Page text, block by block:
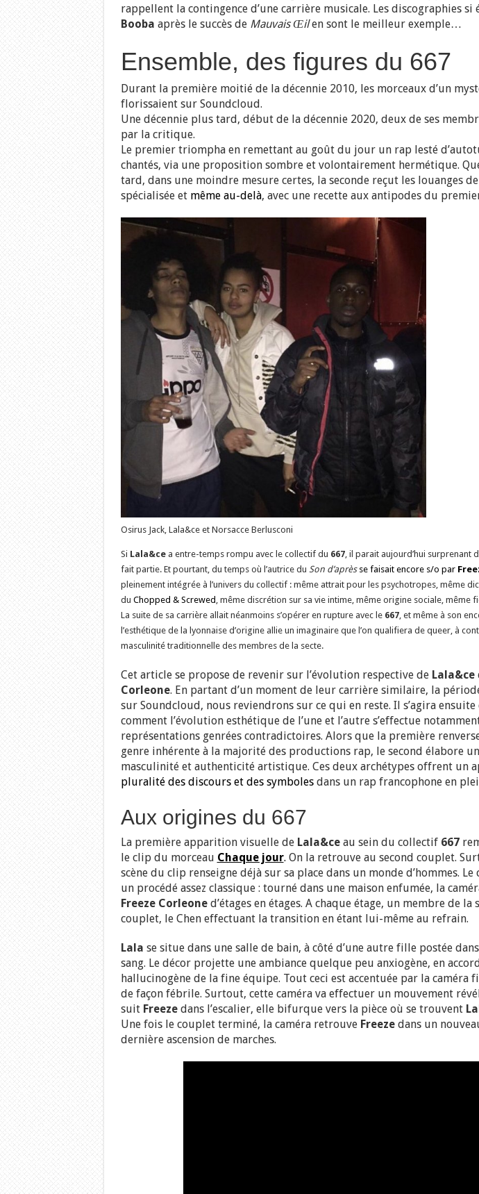
rappellent la contingence d’une carrière musicale. Les discographies si
Booba après le succès de Mauvais Œilen sont le meilleur exemple…
Ensemble, des figures du 667
Durant la première moitié de la décennie 2010, les morceaux d’un
florissaient sur Soundcloud.
Une décennie plus tard, début de la décennie 2020, deux de ses
par la critique.
Le premier triompha en remettant au goût du jour un rap lesté
chantés, via une proposition sombre et volontairement hermétique.
tard, dans une moindre mesure certes, la seconde reçut les louanges
spécialisée et même au-delà, avec une recette aux antipodes du
Osirus Jack, Lala&ce et Norsacce Berlusconi
Si Lala&cea entre-temps rompu avec le collectif du 667, il parait aujourd’hui surprenant
fait partie. Et pourtant, du temps où l’autrice du Son d’après se faisait encore s/o par
pleinement intégrée à l’univers du collectif : même attrait pour les psychotropes, même
du Chopped & Screwed , même discrétion sur sa vie intime, même origine sociale, même
La suite de sa carrière allait néanmoins s’opérer en rupture avec le 667, et même à son
l’esthétique de la lyonnaise d’origine allie un imaginaire que l’on qualifiera de queer, à
masculinité traditionnelle des membres de la secte.
Cet article se propose de revenir sur l’évolution respective de Lala&ce
Corleone. En partant d’un moment de leur carrière similaire, la
sur Soundcloud, nous reviendrons sur ce qui en reste. Il s’agira
comment l’évolution esthétique de l’une et l’autre s’effectue
représentations genrées contradictoires. Alors que la première
genre inhérente à la majorité des productions rap, le second élabore
masculinité et authenticité artistique. Ces deux archétypes offrent un
pluralité des discours et des symbolesdans un rap francophone en
Aux origines du 667
La première apparition visuelle de Lala&ceau sein du collectif 667
le clip du morceau Chaque jour. On la retrouve au second couplet.
scène du clip renseigne déjà sur sa place dans un monde d’hommes.
un procédé assez classique : tourné dans une maison enfumée, la
Freeze Corleoned’étages en étages. A chaque étage, un membre de la
couplet, le Chen effectuant la transition en étant lui-même au refrain.
Lala se situe dans une salle de bain, à côté d’une autre fille postée
sang. Le décor projette une ambiance quelque peu anxiogène, en
hallucinogène de la fine équipe. Tout ceci est accentuée par la caméra
de façon fébrile. Surtout, cette caméra va effectuer un mouvement
suit Freezedans l’escalier, elle bifurque vers la pièce où se trouvent
Une fois le couplet terminé, la caméra retrouve Freezedans un
dernière ascension de marches.